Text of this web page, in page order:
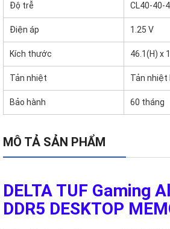
Độ trễ CL40-40-
Điện áp 1.25 V
Kích thước 46.1(H) x
Tản nhiệt Tản nhiệt
Bảo hành 60 tháng
MÔ TẢ SẢN PHẨM
DELTA TUF Gaming
DDR5 DESKTOP